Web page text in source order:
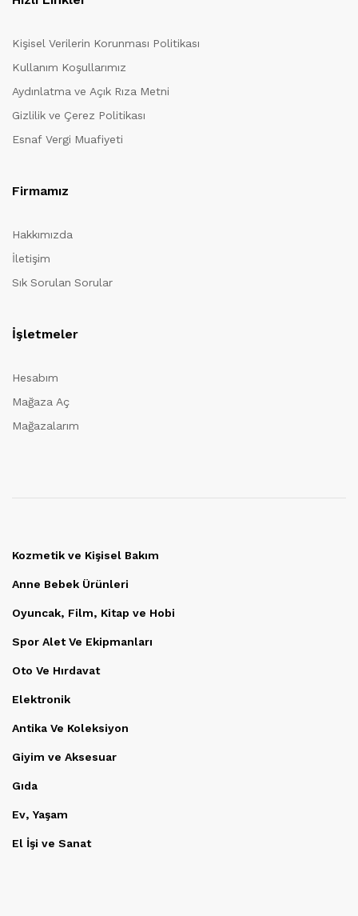
Kişisel Verilerin Korunması Politikası
Kullanım Koşullarımız
Aydınlatma ve Açık Rıza Metni
Gizlilik ve Çerez Politikası
Esnaf Vergi Muafiyeti
Firmamız
Hakkımızda
İletişim
Sık Sorulan Sorular
İşletmeler
Hesabım
Mağaza Aç
Mağazalarım
Kozmetik ve Kişisel Bakım
Anne Bebek Ürünleri
Oyuncak, Film, Kitap ve Hobi
Spor Alet Ve Ekipmanları
Oto Ve Hırdavat
Elektronik
Antika Ve Koleksiyon
Giyim ve Aksesuar
Gıda
Ev, Yaşam
El İşi ve Sanat